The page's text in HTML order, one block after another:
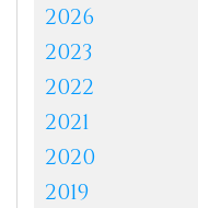
2026
2023
2022
2021
2020
2019